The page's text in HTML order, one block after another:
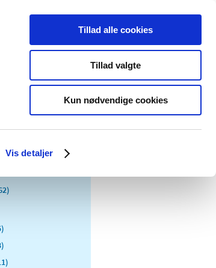
Vis detaljer
Tillad alle cookies
Tillad valgte
Kun nødvendige cookies
Særlige
produktområder